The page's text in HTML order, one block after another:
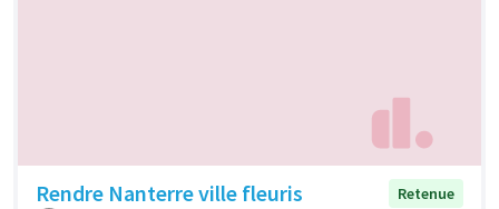
Rendre Nanterre ville fleuris
Retenue